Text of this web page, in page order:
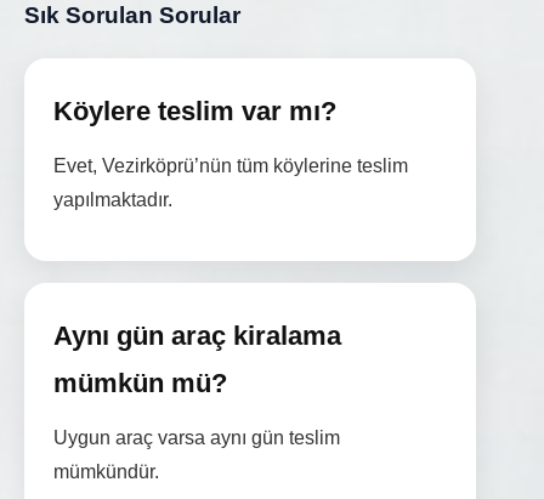
Sık Sorulan Sorular
Köylere teslim var mı?
Evet, Vezirköprü’nün tüm köylerine teslim
yapılmaktadır.
Aynı gün araç kiralama
mümkün mü?
Uygun araç varsa aynı gün teslim
mümkündür.